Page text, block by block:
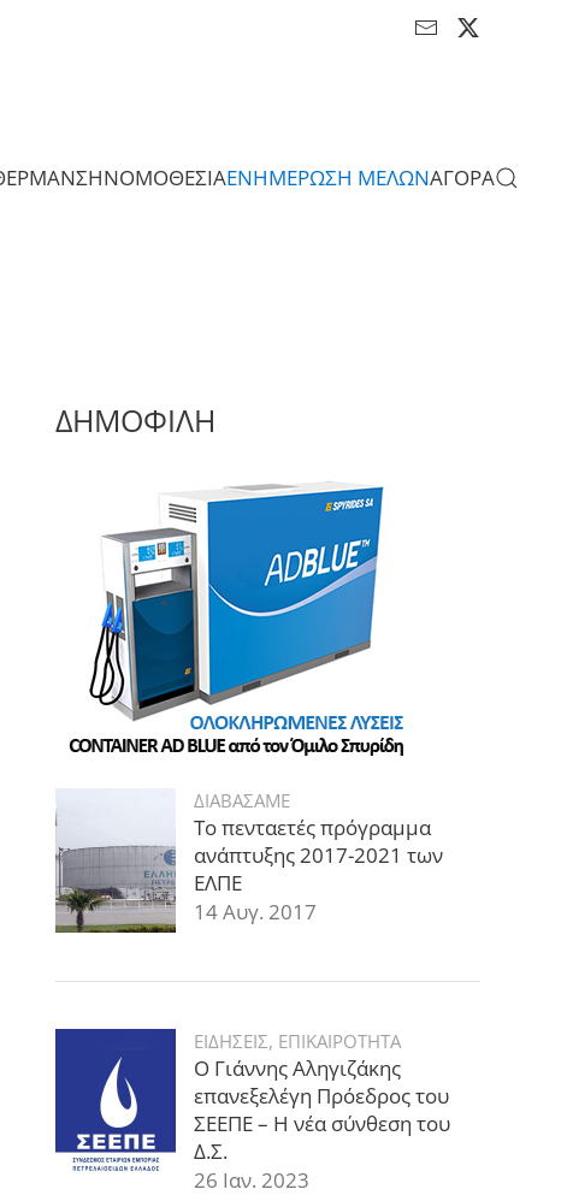
ΝΟΜΟΘΕΣΙΑΕΝΗΜΕΡΩΣΗ ΜΕΛΩΝΑΓΟΡΑ
ΔΗΜΟΦΙΛΗ
ΔΙΑΒΑΣΑΜΕ
Το πενταετές πρόγραμμα
ανάπτυξης 2017-2021 των
ΕΛΠΕ
14 Αυγ. 2017
ΕΙΔΗΣΕΙΣ, ΕΠΙΚΑΙΡΟΤΗΤΑ
Ο Γιάννης Αληγιζάκης
επανεξελέγη Πρόεδρος του
ΣΕΕΠΕ – Η νέα σύνθεση του
Δ.Σ.
26 Ιαν. 2023